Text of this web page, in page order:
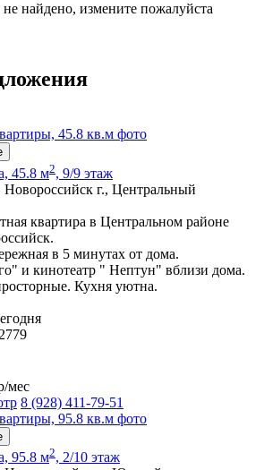
найдено, измените пожалуйста
45.8 м2, 9/9 этаж
г., Центральный
квартира в Центральном районе
в 5 минутах от дома.
и кинотеатр " Нептун" вблизи дома.
Кухня уютна.
мес
8 (928) 411-79-51
95.8 м2, 2/10 этаж